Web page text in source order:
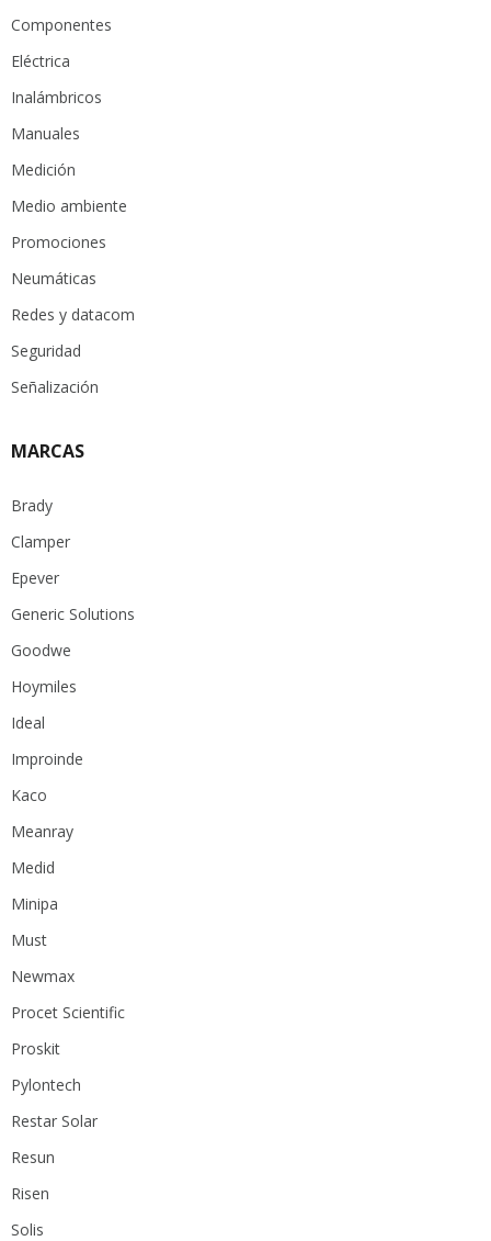
Componentes
Eléctrica
Inalámbricos
Manuales
Medición
Medio ambiente
Promociones
Neumáticas
Redes y datacom
Seguridad
Señalización
MARCAS
Brady
Clamper
Epever
Generic Solutions
Goodwe
Hoymiles
Ideal
Improinde
Kaco
Meanray
Medid
Minipa
Must
Newmax
Procet Scientific
Proskit
Pylontech
Restar Solar
Resun
Risen
Solis